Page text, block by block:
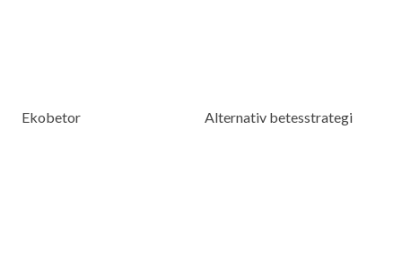
Ekobetor Alternativ betesstrategi